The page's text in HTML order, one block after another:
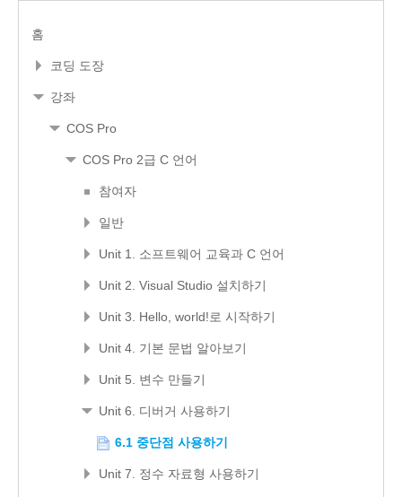
홈
코딩 도장
강좌
COS Pro
COS Pro 2급 C 언어
참여자
일반
Unit 1. 소프트웨어 교육과 C 언어
Unit 2. Visual Studio 설치하기
Unit 3. Hello, world!로 시작하기
Unit 4. 기본 문법 알아보기
Unit 5. 변수 만들기
Unit 6. 디버거 사용하기
6.1 중단점 사용하기
Unit 7. 정수 자료형 사용하기